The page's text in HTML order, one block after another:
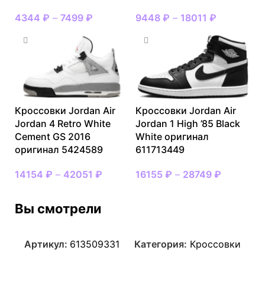
4344 ₽ – 7499 ₽ 9448 ₽ – 18011 ₽
Кроссовки Jordan Air
Jordan 4 Retro White
Cement GS 2016
оригинал 5424589
14154 ₽ – 42051 ₽
Кроссовки Jordan Air
Jordan 1 High ’85 Black
White оригинал
611713449
16155 ₽ – 28749 ₽
Вы смотрели
Артикул: 613509331 Категория: Кроссовки